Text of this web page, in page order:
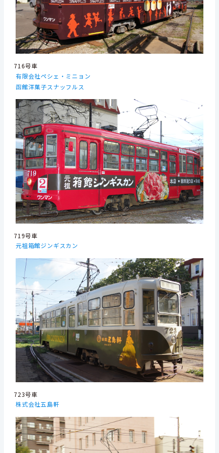
716号車
有限会社ペシェ・ミニョン
函館洋菓子スナッフルス
719号車
元祖箱館ジンギスカン
723号車
株式会社五島軒